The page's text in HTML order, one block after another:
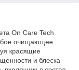
On Care Tech
очищающее
красящие
и блеска